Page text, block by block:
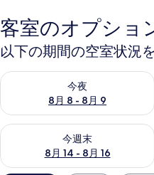
ー
客室のオプショ
以下の期間の空室状況
今夜
8月 8 - 8月 9
今夜 8月 8 - 8月 9 の空室状況
今週末
8月 14 - 8月 16
今週末 8月 14 - 8月 16 の空室